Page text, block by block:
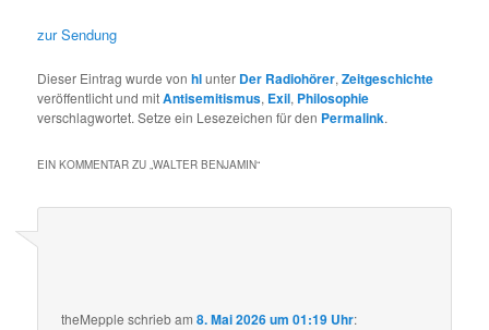
zur Sendung
Dieser Eintrag wurde vonhlunter Der Radiohörer,Zeitgeschichte
veröffentlicht und mitAntisemitismus, Exil, Philosophie
verschlagwortet. Setze ein Lesezeichen für den Permalink.
EIN KOMMENTAR ZU „WALTER BENJAMIN“
theMepple schriebam8. Mai 2026 um 01:19 Uhr: